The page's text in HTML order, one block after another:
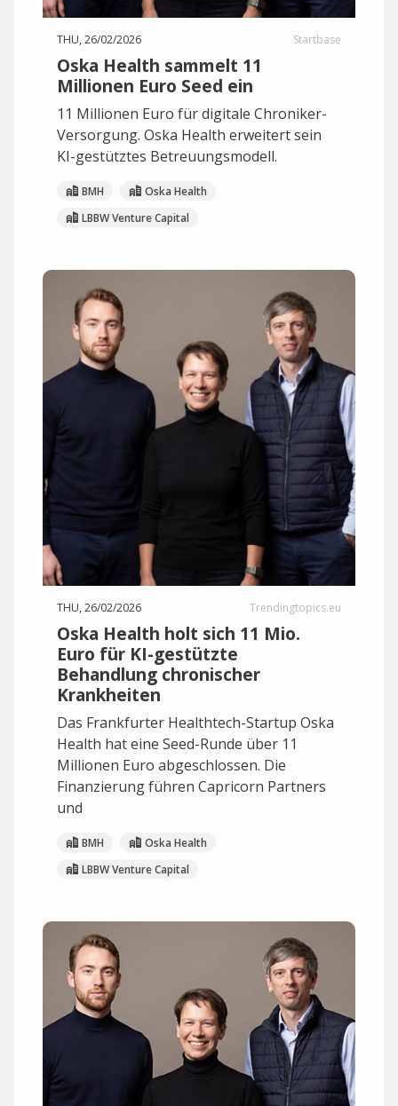
THU, 26/02/2026 Startbase
Oska Health sammelt 11
Millionen Euro Seed ein
11 Millionen Euro für digitale Chroniker-
Versorgung. Oska Health erweitert sein
KI-gestütztes Betreuungsmodell.
BMH
Oska Health
LBBW Venture Capital
THU, 26/02/2026 Trendingtopics.eu
Oska Health holt sich 11 Mio.
Euro für KI-gestützte
Behandlung chronischer
Krankheiten
Das Frankfurter Healthtech-Startup Oska
Health hat eine Seed-Runde über 11
Millionen Euro abgeschlossen. Die
Finanzierung führen Capricorn Partners
und
BMH
Oska Health
LBBW Venture Capital